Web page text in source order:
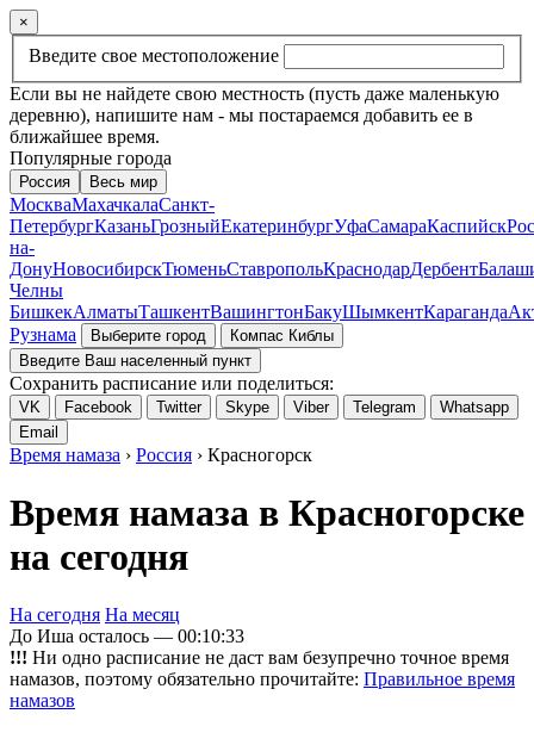
×
Введите свое местоположение
Если вы не найдете свою местность (пусть даже маленькую
деревню), напишите нам - мы постараемся добавить ее в
ближайшее время.
Популярные города
Россия Весь мир
МоскваМахачкалаСанкт-
ПетербургКазаньГрозныйЕкатеринбургУфаСамараКаспийск
на-
ДонуНовосибирскТюменьСтавропольКраснодарДербент
Челны
БишкекАлматыТашкентВашингтонБакуШымкентКараганда
Рузнама
Выберите город
Компас Киблы
Введите Ваш населенный пункт
Сохранить расписание или поделиться:
VK Facebook Twitter Skype Viber Telegram
Whatsapp
Email
Время намаза › Россия › Красногорск
Время намаза в Красногорске
на сегодня
На сегодня На месяц
До Иша осталось — 00:10:33
!!! Ни одно расписание не даст вам безупречно точное время
намазов, поэтому обязательно прочитайте: Правильное время
намазов